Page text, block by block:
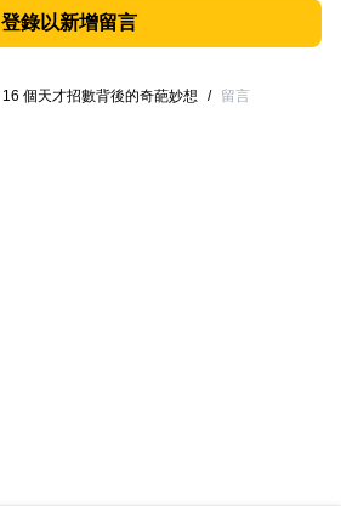
登錄以新增留言
16 個天才招數背後的奇葩妙想 / 留言